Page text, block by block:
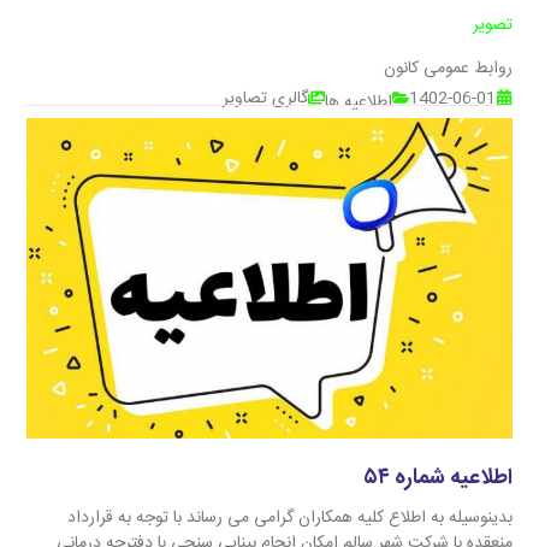
تصویر
روابط عمومی کانون
1402-06-01
اطلاعیه ها گالری تصاویر
اطلاعیه شماره ۵۴
بدینوسیله به اطلاع کلیه همکاران گرامی می رساند با توجه به قرارداد